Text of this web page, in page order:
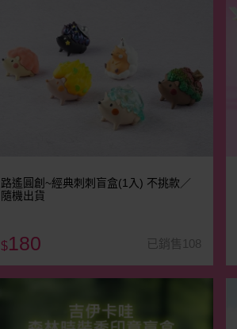
路遙圓創~經典刺刺盲盒(1入) 不挑款／
隨機出貨
$180 已銷售108